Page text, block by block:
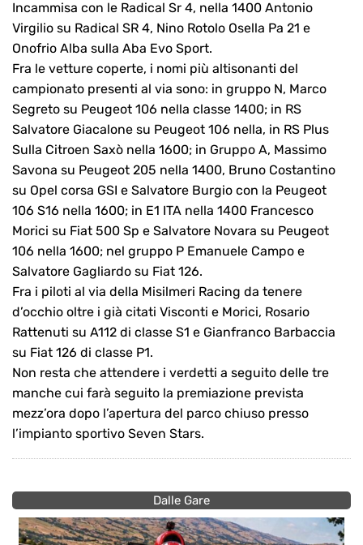
Incammisa con le Radical Sr 4, nella 1400 Antonio
Virgilio su Radical SR 4, Nino Rotolo Osella Pa 21 e
Onofrio Alba sulla Aba Evo Sport.
Fra le vetture coperte, i nomi più altisonanti del
campionato presenti al via sono: in gruppo N, Marco
Segreto su Peugeot 106 nella classe 1400; in RS
Salvatore Giacalone su Peugeot 106 nella, in RS Plus
Sulla Citroen Saxò nella 1600; in Gruppo A, Massimo
Savona su Peugeot 205 nella 1400, Bruno Costantino
su Opel corsa GSI e Salvatore Burgio con la Peugeot
106 S16 nella 1600; in E1 ITA nella 1400 Francesco
Morici su Fiat 500 Sp e Salvatore Novara su Peugeot
106 nella 1600; nel gruppo P Emanuele Campo e
Salvatore Gagliardo su Fiat 126.
Fra i piloti al via della Misilmeri Racing da tenere
d’occhio oltre i già citati Visconti e Morici, Rosario
Rattenuti su A112 di classe S1 e Gianfranco Barbaccia
su Fiat 126 di classe P1.
Non resta che attendere i verdetti a seguito delle tre
manche cui farà seguito la premiazione prevista
mezz’ora dopo l’apertura del parco chiuso presso
l’impianto sportivo Seven Stars.
Dalle Gare